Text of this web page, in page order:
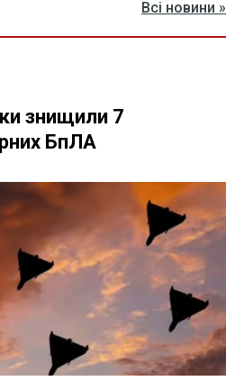
Всі новини »
знищили 7
БпЛА